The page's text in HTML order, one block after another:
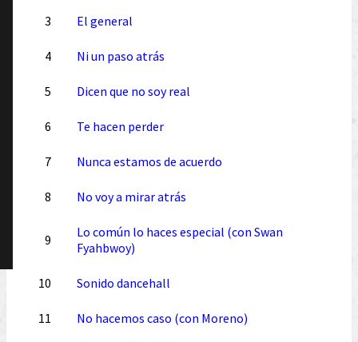
3 El general
4 Ni un paso atrás
5 Dicen que no soy real
6 Te hacen perder
7 Nunca estamos de acuerdo
8 No voy a mirar atrás
9
Lo común lo haces especial (con Swan
Fyahbwoy)
10 Sonido dancehall
11 No hacemos caso (con Moreno)